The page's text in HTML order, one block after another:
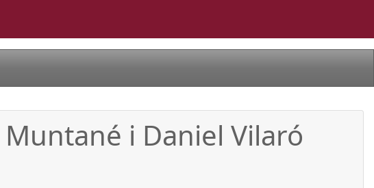
i Daniel Vilaró